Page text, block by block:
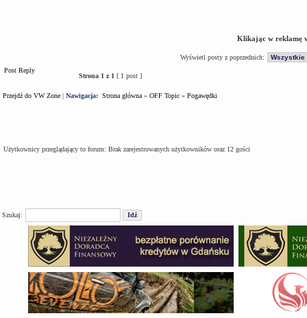
Klikając w reklamę
Wyświetl posty z poprzednich:
Post Reply
Strona 1 z 1 [ 1 post ]
Przejdź do VW Zone | Nawigacja: Strona główna » OFF Topic » Pogawędki
Użytkownicy przeglądający to forum: Brak zarejestrowanych użytkowników oraz 12 gości
Szukaj: